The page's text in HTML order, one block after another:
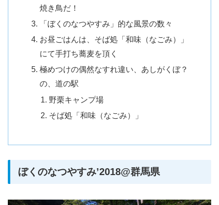
焼き鳥だ！
「ぼくのなつやすみ」的な風景の数々
お昼ごはんは、そば処「和味（なごみ）」
にて手打ち蕎麦を頂く
極めつけの偶然なすれ違い、あしがくぼ？
の、道の駅
野栗キャンプ場
そば処「和味（なごみ）」
ぼくのなつやすみ’2018@群馬県